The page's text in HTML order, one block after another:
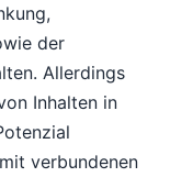
der
Allerdings
Inhalten in
verbundenen